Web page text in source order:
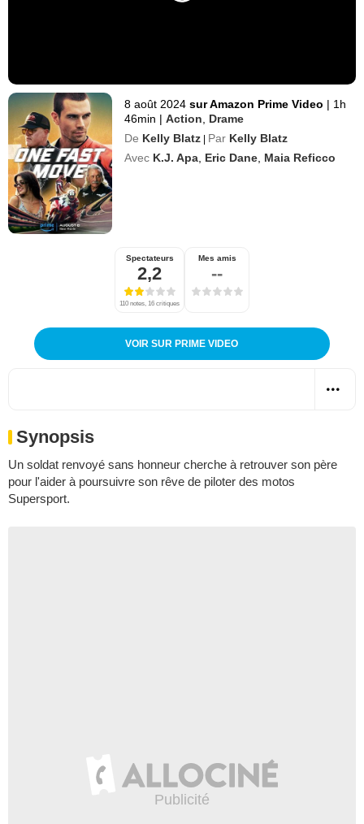
8 août 2024 sur Amazon Prime Video | 1h
46min | Action
Drame
De Kelly Blatz | Par Kelly Blatz
Avec K.J. Apa Eric Dane Maia Reficco
Spectateurs
2,2
110 notes, 16 critiques
Mes amis
--
VOIR SUR PRIME VIDEO
Synopsis
Un soldat renvoyé sans honneur cherche à retrouver son père
pour l'aider à poursuivre son rêve de piloter des motos
Supersport.